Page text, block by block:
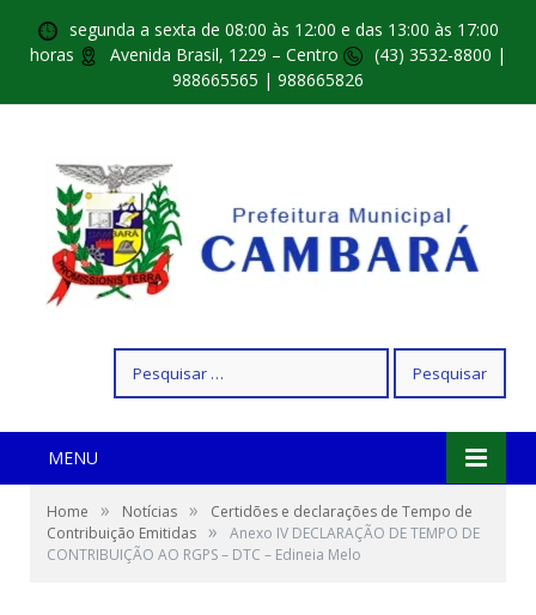
segunda a sexta de 08:00 às 12:00 e das 13:00 às 17:00
horas
Avenida Brasil, 1229 – Centro
(43) 3532-8800 |
988665565 | 988665826
por:
MENU
Home » Notícias »
Certidões e declarações de Tempo de
Contribuição Emitidas »
Anexo IV DECLARAÇÃO DE TEMPO DE
CONTRIBUIÇÃO AO RGPS – DTC – Edineia Melo